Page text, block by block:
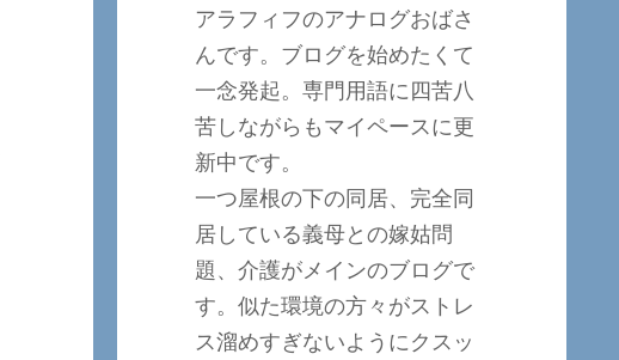
アラフィフのアナログおばさ
んです。ブログを始めたくて
一念発起。専門用語に四苦八
苦しながらもマイペースに更
新中です。
一つ屋根の下の同居、完全同
居している義母との嫁姑問
題、介護がメインのブログで
す。似た環境の方々がストレ
ス溜めすぎないようにクスッ